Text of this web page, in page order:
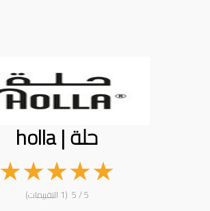
حلة | holla
★
★
★
★
★ 5 / 5 (1 التقييمات)